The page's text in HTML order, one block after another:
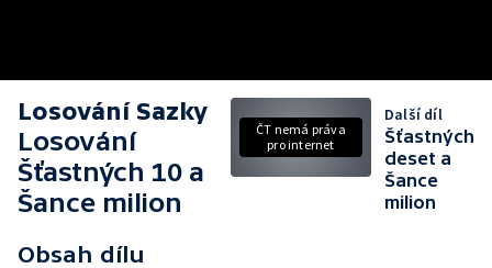
Losování Sazky
Losování
Šťastných 10 a
Šance milion
Obsah dílu
ČT nemá práva
pro internet
Další díl
Šťastných
deset a
Šance
milion